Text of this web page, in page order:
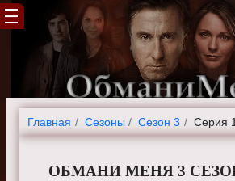
Главная Cезоны Сезон 3 Серия
ОБМАНИ МЕНЯ 3